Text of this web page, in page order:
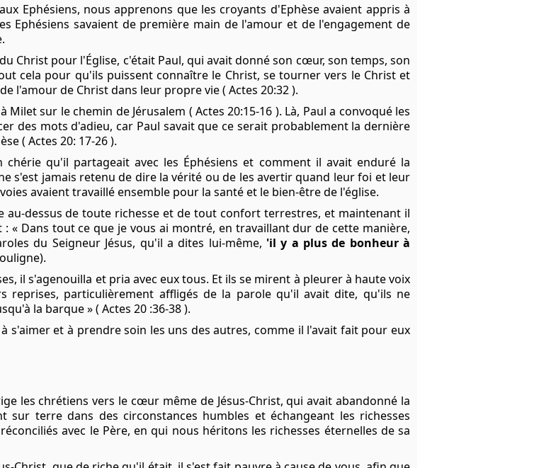
Ephésiens, nous apprenons que les croyants d'Ephèse avaient appris à
Ephésiens savaient de première main de l'amour et de l'engagement de
Christ pour l'Église, c'était Paul, qui avait donné son cœur, son temps, son
cela pour qu'ils puissent connaître le Christ, se tourner vers le Christ et
l'amour de Christ dans leur propre vie ( Actes 20:32 ).
sur le chemin de Jérusalem ( Actes 20:15-16 ). Là, Paul a convoqué les
des mots d'adieu, car Paul savait que ce serait probablement la dernière
( Actes 20: 17-26 ).
qu'il partageait avec les Éphésiens et comment il avait enduré la
s'est jamais retenu de dire la vérité ou de les avertir quand leur foi et leur
avaient travaillé ensemble pour la santé et le bien-être de l'église.
au-dessus de toute richesse et de tout confort terrestres, et maintenant il
« Dans tout ce que je vous ai montré, en travaillant dur de cette manière,
du Seigneur Jésus, qu'il a dites lui-même, 'il y a plus de bonheur à
il s'agenouilla et pria avec eux tous. Et ils se mirent à pleurer à haute voix
reprises, particulièrement affligés de la parole qu'il avait dite, qu'ils ne
la barque » ( Actes 20 :36-38 ).
s'aimer et à prendre soin les uns des autres, comme il l'avait fait pour eux
les chrétiens vers le cœur même de Jésus-Christ, qui avait abandonné la
terre dans des circonstances humbles et échangeant les richesses
avec le Père, en qui nous héritons les richesses éternelles de sa